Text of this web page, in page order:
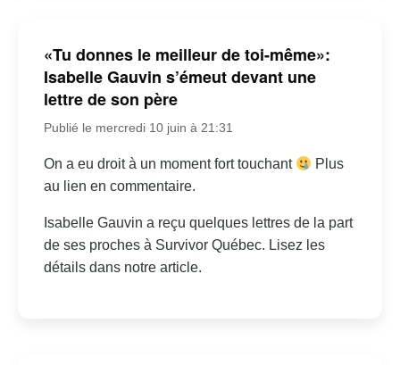
«Tu donnes le meilleur de toi-même»:
Isabelle Gauvin s’émeut devant une
lettre de son père
Publié le mercredi 10 juin à 21:31
On a eu droit à un moment fort touchant
Plus
au lien en commentaire.
Isabelle Gauvin a reçu quelques lettres de la part
de ses proches à Survivor Québec. Lisez les
détails dans notre article.